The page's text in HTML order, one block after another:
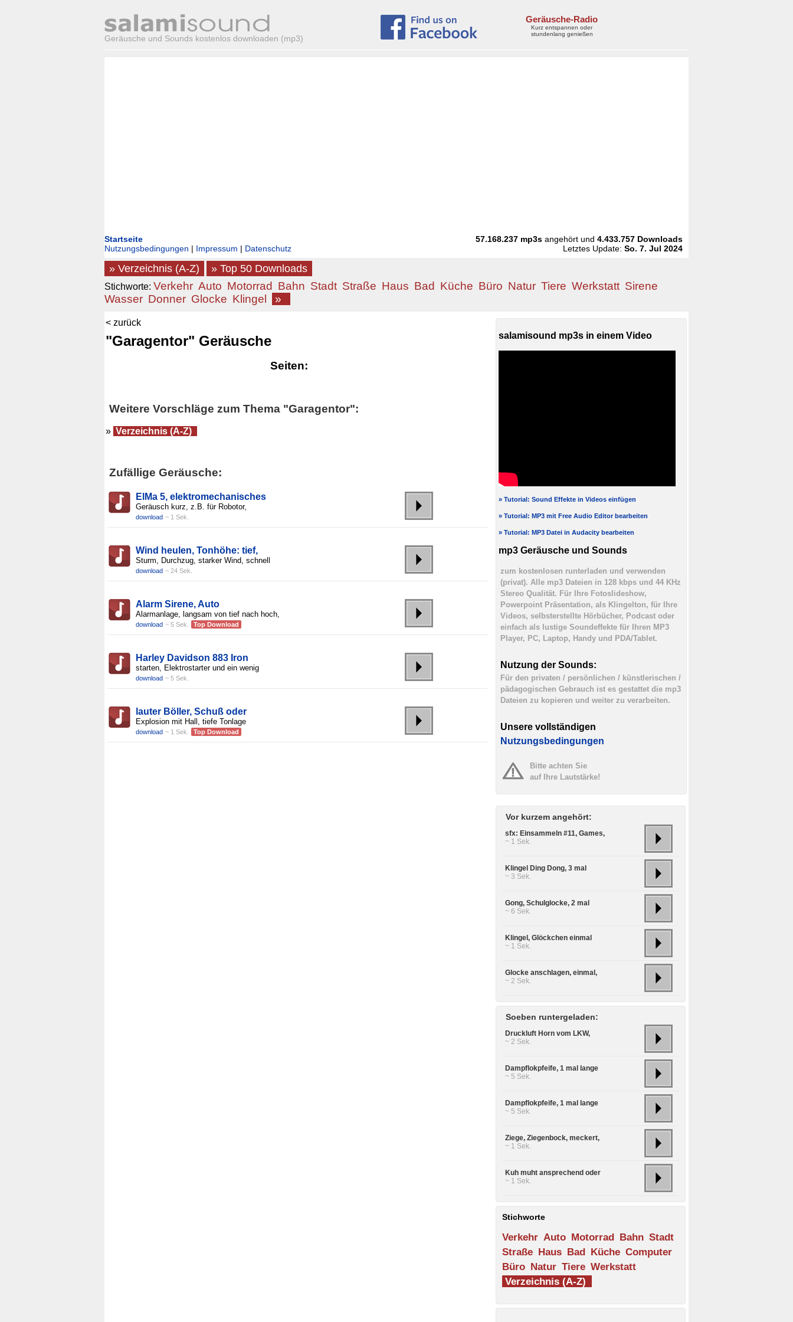
Geräusche und Sounds kostenlos downloaden (mp3)
Geräusche-Radio
Kurz entspannen oder
stundenlang genießen
Startseite
Nutzungsbedingungen | Impressum | Datenschutz
57.168.237 mp3s angehört und4.433.757 Downloads
Letztes Update:So. 7. Jul 2024
» Verzeichnis (A-Z) » Top 50 Downloads
Stichworte: Verkehr Auto Motorrad Bahn Stadt Straße Haus Bad Küche Büro Natur Tiere Werkstatt Sirene
Wasser Donner Glocke Klingel »
< zurück
"Garagentor" Geräusche
Seiten:
Weitere Vorschläge zum Thema "Garagentor":
» Verzeichnis (A-Z)
Zufällige Geräusche:
ElMa 5, elektromechanisches
Geräusch kurz, z.B. für Robotor,
download ~ 1 Sek.
Wind heulen, Tonhöhe: tief,
Sturm, Durchzug, starker Wind, schnell
download ~ 24 Sek.
Alarm Sirene, Auto
Alarmanlage, langsam von tief nach hoch,
download ~ 5 Sek. Top Download
Harley Davidson 883 Iron
starten, Elektrostarter und ein wenig
download ~ 5 Sek.
lauter Böller, Schuß oder
Explosion mit Hall, tiefe Tonlage
download ~ 1 Sek. Top Download
salamisound mp3s in einem Video
» Tutorial: Sound Effekte in Videos einfügen
» Tutorial: MP3 mit Free Audio Editor bearbeiten
» Tutorial: MP3 Datei in Audacity bearbeiten
mp3 Geräusche und Sounds
zum kostenlosen runterladen und verwenden
(privat). Alle mp3 Dateien in 128 kbps und 44 KHz
Stereo Qualität. Für Ihre Fotoslideshow,
Powerpoint Präsentation, als Klingelton, für Ihre
Videos, selbsterstellte Hörbücher, Podcast oder
einfach als lustige Soundeffekte für Ihren MP3
Player, PC, Laptop, Handy und PDA/Tablet.
Nutzung der Sounds:
Für den privaten / persönlichen / künstlerischen /
pädagogischen Gebrauch ist es gestattet die mp3
Dateien zu kopieren und weiter zu verarbeiten.
Unsere vollständigen
Nutzungsbedingungen
Bitte achten Sie
auf Ihre Lautstärke!
Vor kurzem angehört:
sfx: Einsammeln #11, Games,
~ 1 Sek.
Klingel Ding Dong, 3 mal
~ 3 Sek.
Gong, Schulglocke, 2 mal
~ 6 Sek.
Klingel, Glöckchen einmal
~ 1 Sek.
Glocke anschlagen, einmal,
~ 2 Sek.
Soeben runtergeladen:
Druckluft Horn vom LKW,
~ 2 Sek.
Dampflokpfeife, 1 mal lange
~ 5 Sek.
Dampflokpfeife, 1 mal lange
~ 5 Sek.
Ziege, Ziegenbock, meckert,
~ 1 Sek.
Kuh muht ansprechend oder
~ 1 Sek.
Stichworte
Verkehr Auto Motorrad Bahn Stadt
Straße Haus Bad Küche Computer
Büro Natur Tiere Werkstatt
Verzeichnis (A-Z)